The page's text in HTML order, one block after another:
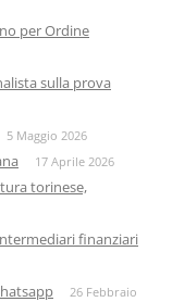
per Ordine
sulla prova
5 Maggio 2026
17 Aprile 2026
torinese,
finanziari
26 Febbraio